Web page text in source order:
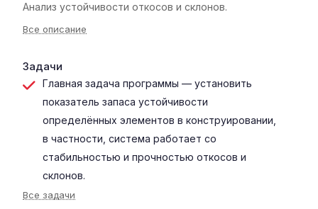
Анализ устойчивости откосов и склонов.
Все описание
Задачи
Главная задача программы — установить
показатель запаса устойчивости
определённых элементов в конструировании,
в частности, система работает со
стабильностью и прочностью откосов и
склонов.
Все задачи